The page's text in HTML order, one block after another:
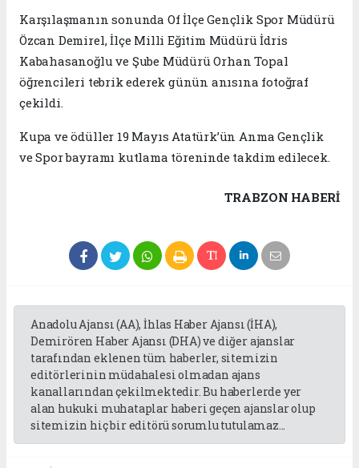
Karşılaşmanın sonunda Of İlçe Gençlik Spor Müdürü
Özcan Demirel, İlçe Milli Eğitim Müdürü İdris
Kabahasanoğlu ve Şube Müdürü Orhan Topal
öğrencileri tebrik ederek günün anısına fotoğraf
çekildi.
Kupa ve ödüller 19 Mayıs Atatürk’ün Anma Gençlik
ve Spor bayramı kutlama töreninde takdim edilecek.
TRABZON HABERİ
Anadolu Ajansı (AA), İhlas Haber Ajansı (İHA),
Demirören Haber Ajansı (DHA) ve diğer ajanslar
tarafından eklenen tüm haberler, sitemizin
editörlerinin müdahalesi olmadan ajans
kanallarından çekilmektedir. Bu haberlerde yer
alan hukuki muhataplar haberi geçen ajanslar olup
sitemizin hiç bir editörü sorumlu tutulamaz...